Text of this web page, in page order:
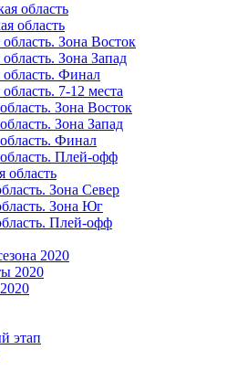
область
область
Зона Восток
Зона Запад
область. Финал
7-12 места
Зона Восток
Зона Запад
Финал
область. Плей-офф
область
Зона Север
Зона Юг
Плей-офф
2020
2020
этап